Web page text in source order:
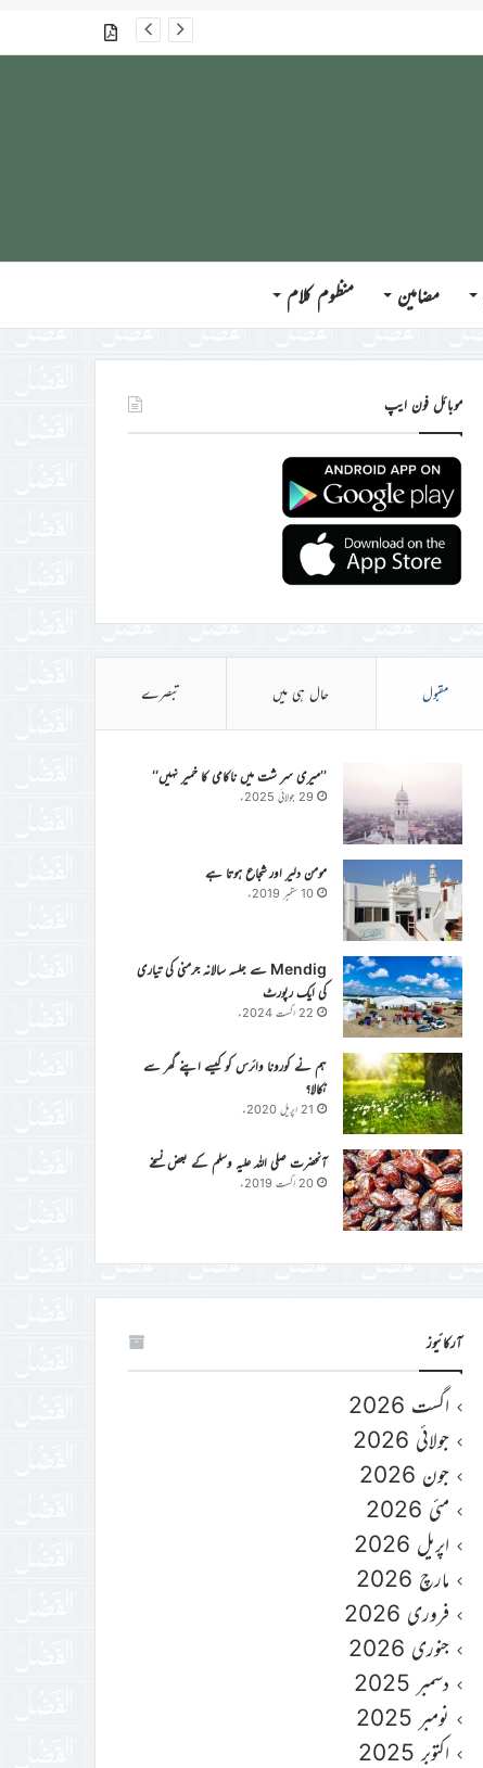
گذشتہ شمارے
مضامین منظوم کلام
موبائل فون ایپ
مقبول حال ہی میں تبصرے
’’میری سر شت میں ناکامی کا خمیر نہیں‘‘
29 جولائی 2025ء
مومن دلیر اور شجاع ہوتا ہے
10 ستمبر 2019ء
Mendig سے جلسہ سالانہ جرمنی کی تیاری
کی ایک رپورٹ
22 اگست 2024ء
ہم نے کورونا وائرس کو کیسے اپنے گھر سے
نکالا؟
21 اپریل 2020ء
آنحضرت صلی اللہ علیہ وسلم کے بعض نسخے
20 اگست 2019ء
آرکائیوز
اگست 2026
جولائی 2026
جون 2026
مئی 2026
اپریل 2026
مارچ 2026
فروری 2026
جنوری 2026
دسمبر 2025
نومبر 2025
اکتوبر 2025